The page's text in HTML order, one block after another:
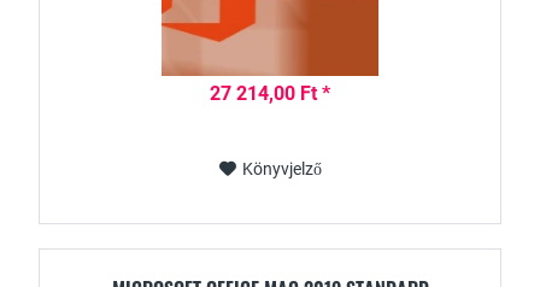
27 214,00 Ft *
Könyvjelző